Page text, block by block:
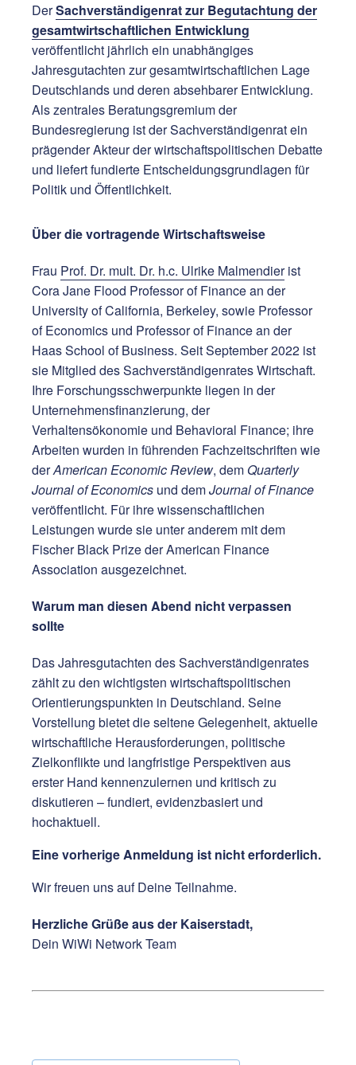
DerSachverständigenrat zur Begutachtung der
gesamtwirtschaftlichen Entwicklung
veröffentlicht jährlich ein unabhängiges
Jahresgutachten zur gesamtwirtschaftlichen Lage
Deutschlands und deren absehbarer Entwicklung.
Als zentrales Beratungsgremium der
Bundesregierung ist der Sachverständigenrat ein
prägender Akteur der wirtschaftspolitischen Debatte
und liefert fundierte Entscheidungsgrundlagen für
Politik und Öffentlichkeit.
Über die vortragende Wirtschaftsweise
Frau Prof. Dr. mult. Dr. h.c. Ulrike Malmendierist
Cora Jane Flood Professor of Finance an der
University of California, Berkeley, sowie Professor
of Economics und Professor of Finance an der
Haas School of Business. Seit September 2022 ist
sie Mitglied des Sachverständigenrates Wirtschaft.
Ihre Forschungsschwerpunkte liegen in der
Unternehmensfinanzierung, der
Verhaltensökonomie und Behavioral Finance; ihre
Arbeiten wurden in führenden Fachzeitschriften wie
derAmerican Economic Review, dem Quarterly
Journal of Economics und demJournal of Finance
veröffentlicht. Für ihre wissenschaftlichen
Leistungen wurde sie unter anderem mit dem
Fischer Black Prize der American Finance
Association ausgezeichnet.
Warum man diesen Abend nicht verpassen
sollte
Das Jahresgutachten des Sachverständigenrates
zählt zu den wichtigsten wirtschaftspolitischen
Orientierungspunkten in Deutschland. Seine
Vorstellung bietet die seltene Gelegenheit, aktuelle
wirtschaftliche Herausforderungen, politische
Zielkonflikte und langfristige Perspektiven aus
erster Hand kennenzulernen und kritisch zu
diskutieren – fundiert, evidenzbasiert und
hochaktuell.
Eine vorherige Anmeldung ist nicht erforderlich.
Wir freuen uns auf Deine Teilnahme.
Herzliche Grüße aus der Kaiserstadt,
Dein WiWi Network Team